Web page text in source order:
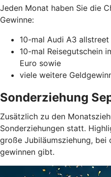
Jeden Monat haben Sie die
Gewinne:
10-mal Audi A3
10-mal Reisegutschein
Euro sowie
viele weitere
Sonderziehung
Zusätzlich zu den
Sonderziehungen statt.
große Jubiläumsziehung, bei
gewinnen gibt.